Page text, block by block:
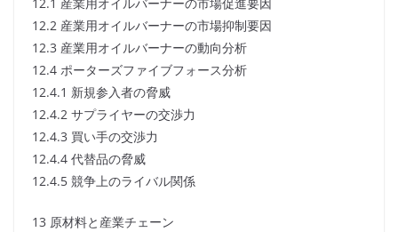
12.2 産業用オイルバーナーの市場抑制要因
12.3 産業用オイルバーナーの動向分析
12.4 ポーターズファイブフォース分析
12.4.1 新規参入者の脅威
12.4.2 サプライヤーの交渉力
12.4.3 買い手の交渉力
12.4.4 代替品の脅威
12.4.5 競争上のライバル関係
13 原材料と産業チェーン